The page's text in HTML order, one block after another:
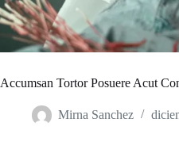
Accumsan Tortor Posuere Acut
Mirna Sanchez